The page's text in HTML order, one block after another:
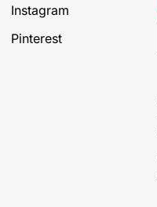
Instagram
Pinterest